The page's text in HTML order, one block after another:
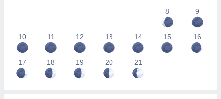
8
9
10 11 12 13 14 15 16
17 18 19 20 21